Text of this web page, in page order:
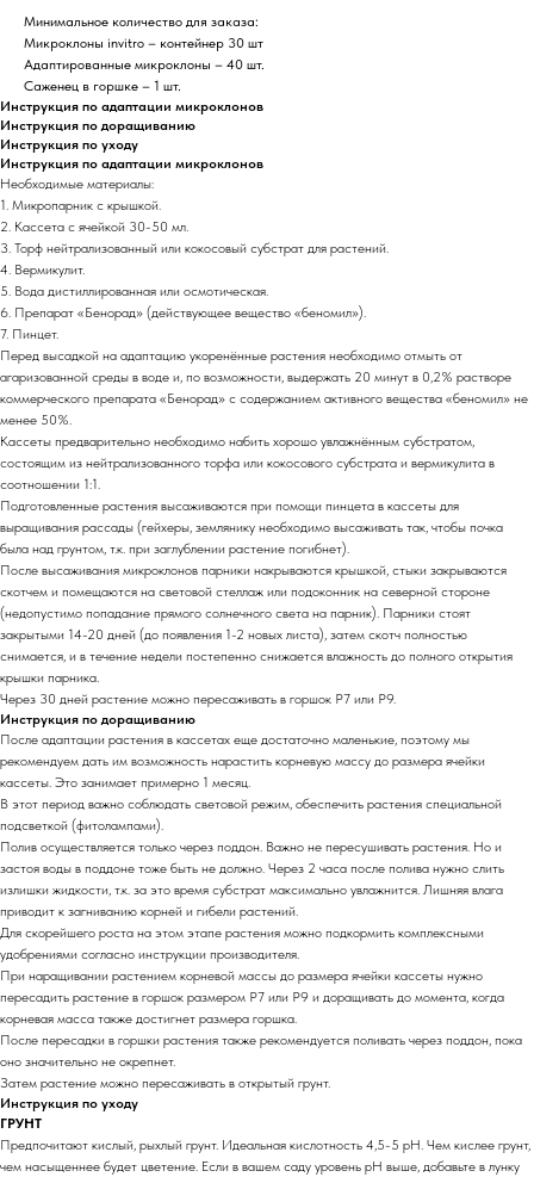
Минимальное количество для заказа:
Микроклоны invitro – контейнер 30 шт
Адаптированные микроклоны – 40 шт.
Саженец в горшке – 1 шт.
Инструкция по адаптации микроклонов
Инструкция по доращиванию
Инструкция по уходу
Инструкция по адаптации микроклонов
Необходимые материалы:
1. Микропарник с крышкой.
2. Кассета с ячейкой 30-50 мл.
3. Торф нейтрализованный или кокосовый субстрат для растений.
4. Вермикулит.
5. Вода дистиллированная или осмотическая.
6. Препарат «Бенорад» (действующее вещество «беномил»).
7. Пинцет.
Перед высадкой на адаптацию укоренённые растения необходимо отмыть от
агаризованной среды в воде и, по возможности, выдержать 20 минут в 0,2% растворе
коммерческого препарата «Бенорад» с содержанием активного вещества «беномил» не
менее 50%.
Кассеты предварительно необходимо набить хорошо увлажнённым субстратом,
состоящим из нейтрализованного торфа или кокосового субстрата и вермикулита в
соотношении 1:1.
Подготовленные растения высаживаются при помощи пинцета в кассеты для
выращивания рассады (гейхеры, землянику необходимо высаживать так, чтобы почка
была над грунтом, т.к. при заглублении растение погибнет).
После высаживания микроклонов парники накрываются крышкой, стыки закрываются
скотчем и помещаются на световой стеллаж или подоконник на северной стороне
(недопустимо попадание прямого солнечного света на парник). Парники стоят
закрытыми 14-20 дней (до появления 1-2 новых листа), затем скотч полностью
снимается, и в течение недели постепенно снижается влажность до полного открытия
крышки парника.
Через 30 дней растение можно пересаживать в горшок Р7 или Р9.
Инструкция по доращиванию
После адаптации растения в кассетах еще достаточно маленькие, поэтому мы
рекомендуем дать им возможность нарастить корневую массу до размера ячейки
кассеты. Это занимает примерно 1 месяц.
В этот период важно соблюдать световой режим, обеспечить растения специальной
подсветкой (фитолампами).
Полив осуществляется только через поддон. Важно не пересушивать растения. Но и
застоя воды в поддоне тоже быть не должно. Через 2 часа после полива нужно слить
излишки жидкости, т.к. за это время субстрат максимально увлажнится. Лишняя влага
приводит к загниванию корней и гибели растений.
Для скорейшего роста на этом этапе растения можно подкормить комплексными
удобрениями согласно инструкции производителя.
При наращивании растением корневой массы до размера ячейки кассеты нужно
пересадить растение в горшок размером Р7 или Р9 и доращивать до момента, когда
корневая масса также достигнет размера горшка.
После пересадки в горшки растения также рекомендуется поливать через поддон, пока
оно значительно не окрепнет.
Затем растение можно пересаживать в открытый грунт.
Инструкция по уходу
ГРУНТ
Предпочитают кислый, рыхлый грунт. Идеальная кислотность 4,5-5 pH. Чем кислее грунт,
чем насыщеннее будет цветение. Если в вашем саду уровень pH выше, добавьте в лунку